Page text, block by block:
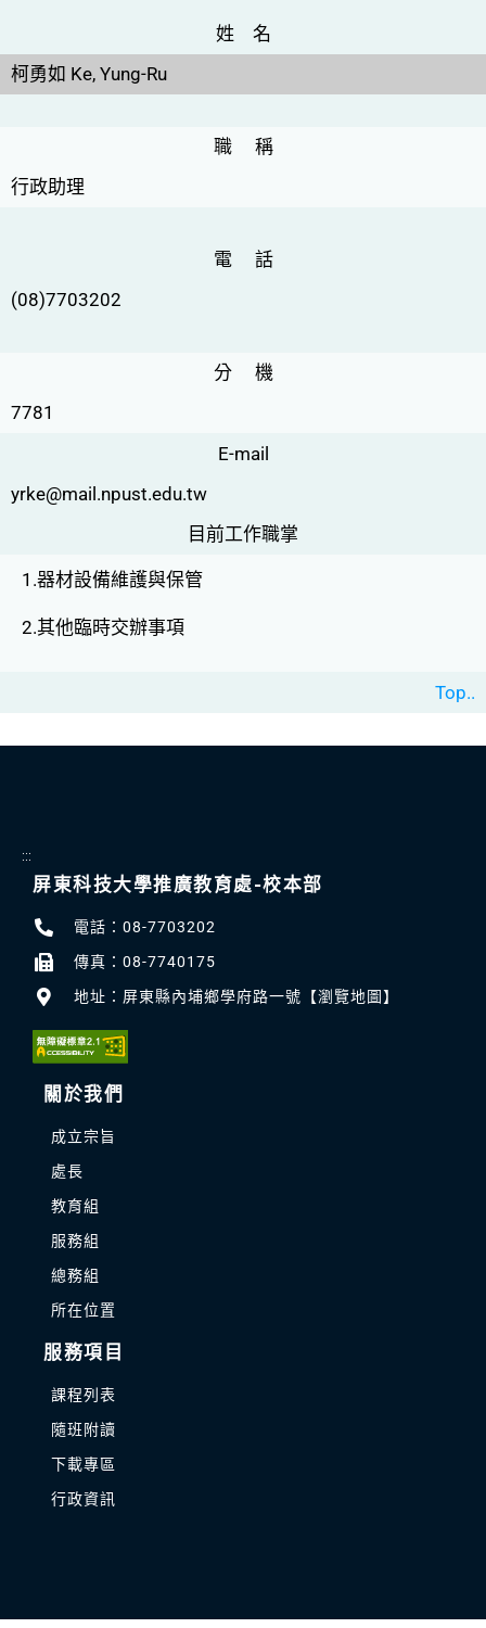
姓 名
柯勇如 Ke, Yung-Ru
職 稱
行政助理
電 話
(08)7703202
分 機
7781
E-mail
yrke@mail.npust.edu.tw
目前工作職掌
1.器材設備維護與保管
2.其他臨時交辦事項
Top..
:::
屏東科技大學推廣教育處-校本部
電話：08-7703202
傳真：08-7740175
地址：屏東縣內埔鄉學府路一號【瀏覽地圖】
關於我們
成立宗旨
處長
教育組
服務組
總務組
所在位置
服務項目
課程列表
隨班附讀
下載專區
行政資訊